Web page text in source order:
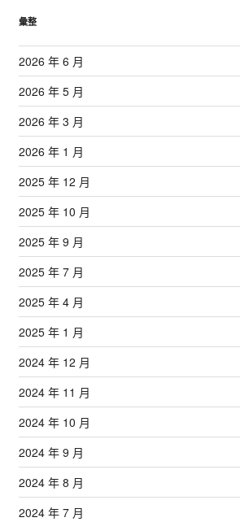
彙整
2026 年 6 月
2026 年 5 月
2026 年 3 月
2026 年 1 月
2025 年 12 月
2025 年 10 月
2025 年 9 月
2025 年 7 月
2025 年 4 月
2025 年 1 月
2024 年 12 月
2024 年 11 月
2024 年 10 月
2024 年 9 月
2024 年 8 月
2024 年 7 月